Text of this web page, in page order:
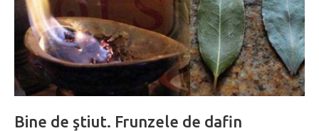
Bine de ştiut. Frunzele de dafin